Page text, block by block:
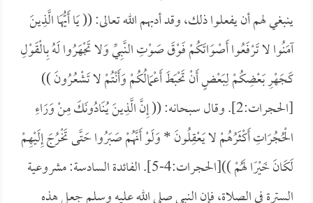
ينبغي لهم أن يفعلوا ذلك، وقد أدبهم الله تعالى: ((يَا أَيُّهَا الَّذِينَ
آمَنُوا لا تَرْفَعُوا أَصْوَاتَكُمْ فَوْقَ صَوْتِ النَّبِيِّ وَلا تَجْهَرُوا لَهُ بِالْقَوْلِ
كَجَهْرِ بَعْضِكُمْ لِبَعْضٍ أَنْ تَحْبَطَ أَعْمَالُكُمْ وَأَنْتُمْ لا تَشْعُرُونَ ))
[الحجرات:2]. وقال سبحانه: ((
إِنَّ الَّذِينَ يُنَادُونَكَ مِنْ وَرَاءِ
الْحُجُرَاتِ أَكْثَرُهُمْ لا يَعْقِلُونَ *وَلَوْ أَنَّهُمْ صَبَرُوا حَتَّى تَخْرُجَ إِلَيْهِمْ
لَكَانَ خَيْرًا لَهُمْ ))[الحجرات:4-5]. الفائدة السادسة: مشروعية